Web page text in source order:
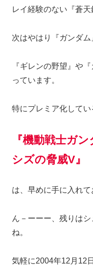
レイ経験のない『蒼
次はやはり『ガンダム
『ギレンの野望』や
っています。
特にプレミア化してい
『機動戦士ガ
シズの脅威V』
は、早めに手に入れて
ん－ーーー、残りは
ね。
気軽に2004年12月12